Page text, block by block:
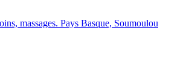
massages. Pays Basque, Soumoulou